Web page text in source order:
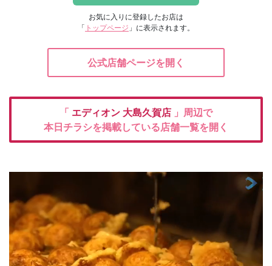
お気に入りに登録したお店は
「 トップページ 」に表示されます。
公式店舗ページを開く
「 エディオン 大島久賀店 」周辺で
本日チラシを掲載している店舗一覧を開く